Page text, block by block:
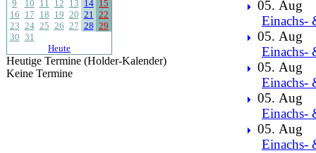
9
10 11 12 13 14 15
16 17 18 19 20 21 22
23 24 25 26 27 28 29
30 31
Heute
Heutige Termine (Holder-Kalender)
Keine Termine
05. Aug
Einachs-
05. Aug
Einachs-
05. Aug
Einachs-
05. Aug
Einachs-
05. Aug
Einachs-